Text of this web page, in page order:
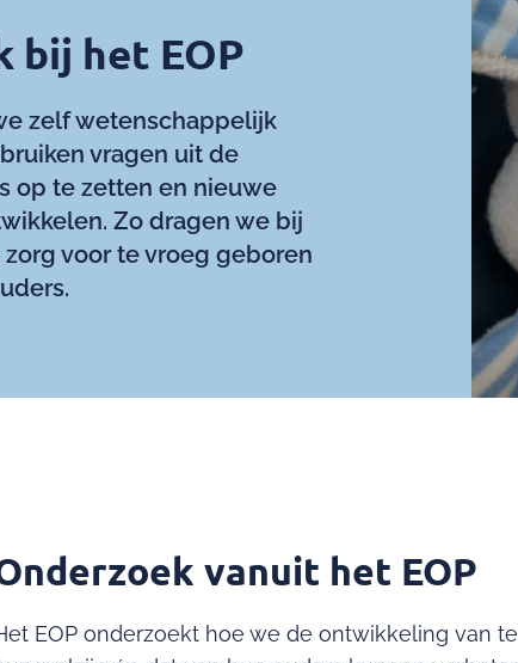
bij het EOP
zelf wetenschappelijk
vragen uit de
op te zetten en nieuwe
Zo dragen we bij
voor te vroeg geboren
vanuit het EOP
EOP onderzoekt hoe we de ontwikkeling van